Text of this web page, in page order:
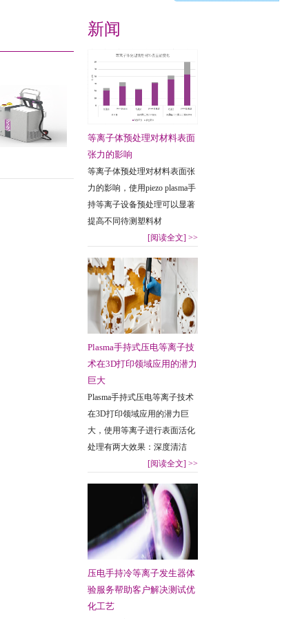
新闻
等离子体预处理对材料表面
张力的影响
等离子体预处理对材料表面张
力的影响，使用piezo plasma手
持等离子设备预处理可以显著
提高不同待测塑料材
[阅读全文] >>
Plasma手持式压电等离子技
术在3D打印领域应用的潜力
巨大
Plasma手持式压电等离子技术
在3D打印领域应用的潜力巨
大，使用等离子进行表面活化
处理有两大效果：深度清洁
[阅读全文] >>
压电手持冷等离子发生器体
验服务帮助客户解决测试优
化工艺